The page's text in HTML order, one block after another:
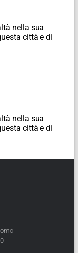
nella sua
città e di
nella sua
città e di